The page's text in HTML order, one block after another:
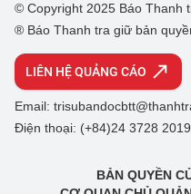
© Copyright 2025 Báo Thanh
® Báo Thanh tra giữ bản
LIÊN HỆ QUẢNG CÁO
Email:
Điện thoại: (+84)24 3728 2019
BẢN QUYỀN